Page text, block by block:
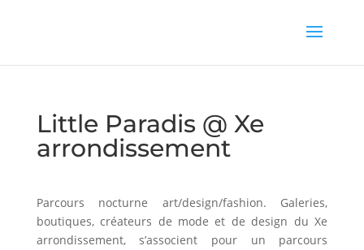
Little Paradis @ Xe
arrondissement
Parcours nocturne art/design/fashion. Galeries,
boutiques, créateurs de mode et de design du Xe
arrondissement, s’associent pour un parcours